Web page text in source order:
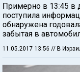
Примерно в 13:45 в
поступила
обнаружена
забытая в
11.05.2017 13:56 // В